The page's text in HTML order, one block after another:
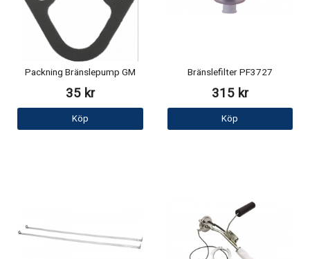
Packning Bränslepump GM
35 kr
Köp
Bränslefilter PF3727
315 kr
Köp